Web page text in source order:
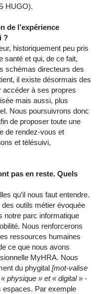
HUGO).
de l’expérience
?
historiquement peu pris
santé et qui, de ce fait,
schémas directeurs des
il existe désormais des
accéder à ses propres
mais aussi, plus
Nous poursuivrons donc
de proposer toute une
de rendez-vous et
et télésuivi,
pas en reste. Quels
qu’il nous faut entendre.
des outils métier évoquée
notre parc informatique
Nous renforcerons
ressources humaines
ce que nous avons
MyHRA. Nous
du phygital [mot-valise
physique » et « digital » -
Par exemple